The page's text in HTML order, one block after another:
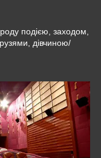
подією, заходом,
дівчиною/